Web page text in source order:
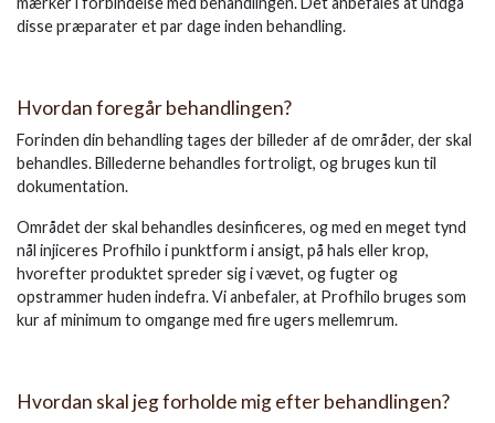
disse præparater et par dage inden behandling.
Hvordan foregår behandlingen?
Forinden din behandling tages der billeder af de områder, der skal
behandles. Billederne behandles fortroligt, og bruges kun til
dokumentation.
Området der skal behandles desinficeres, og med en meget tynd
nål injiceres Profhilo i punktform i ansigt, på hals eller krop,
hvorefter produktet spreder sig i vævet, og fugter og
opstrammer huden indefra. Vi anbefaler, at Profhilo bruges som
kur af minimum to omgange med fire ugers mellemrum.
Hvordan skal jeg forholde mig efter behandlingen?